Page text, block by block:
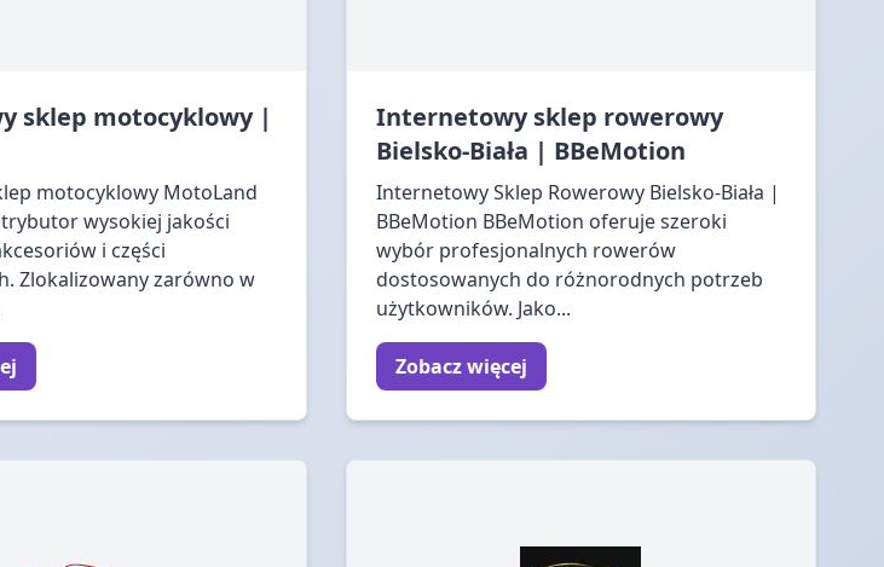
sklep motocyklowy |
motocyklowy MotoLand
wysokiej jakości
i części
Zlokalizowany zarówno w
Internetowy sklep rowerowy
Bielsko-Biała | BBeMotion
Internetowy Sklep Rowerowy Bielsko-Biała |
BBeMotion BBeMotion oferuje szeroki
wybór profesjonalnych rowerów
dostosowanych do różnorodnych potrzeb
użytkowników. Jako...
Zobacz więcej